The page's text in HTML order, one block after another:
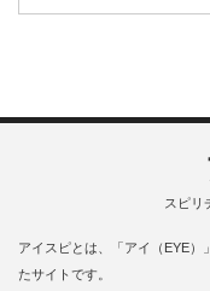
スピリ
アイスピとは、「アイ（EYE
たサイトです。